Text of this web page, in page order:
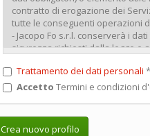
Trattamento dei dati personali *
Accetto Termini e condizioni
Crea nuovo profilo